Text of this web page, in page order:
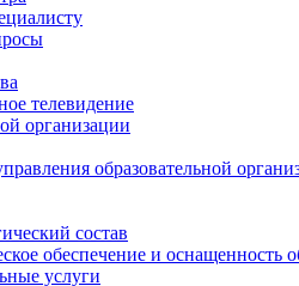
телевидение
организации
образовательной
состав
обеспечение и оснащенность
услуги